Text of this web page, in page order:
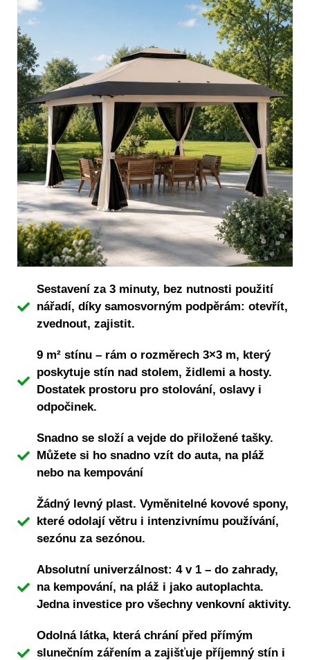
Sestavení za 3 minuty, bez nutnosti použití
nářadí, díky samosvorným podpěrám: otevřít,
zvednout, zajistit.
9 m² stínu – rám o rozměrech 3×3 m, který
poskytuje stín nad stolem, židlemi a hosty.
Dostatek prostoru pro stolování, oslavy i
odpočinek.
Snadno se složí a vejde do přiložené tašky.
Můžete si ho snadno vzít do auta, na pláž
nebo na kempování
Žádný levný plast. Vyměnitelné kovové spony,
které odolají větru i intenzivnímu používání,
sezónu za sezónou.
Absolutní univerzálnost: 4 v 1 – do zahrady,
na kempování, na pláž i jako autoplachta.
Jedna investice pro všechny venkovní aktivity.
Odolná látka, která chrání před přímým
slunečním zářením a zajišťuje příjemný stín i